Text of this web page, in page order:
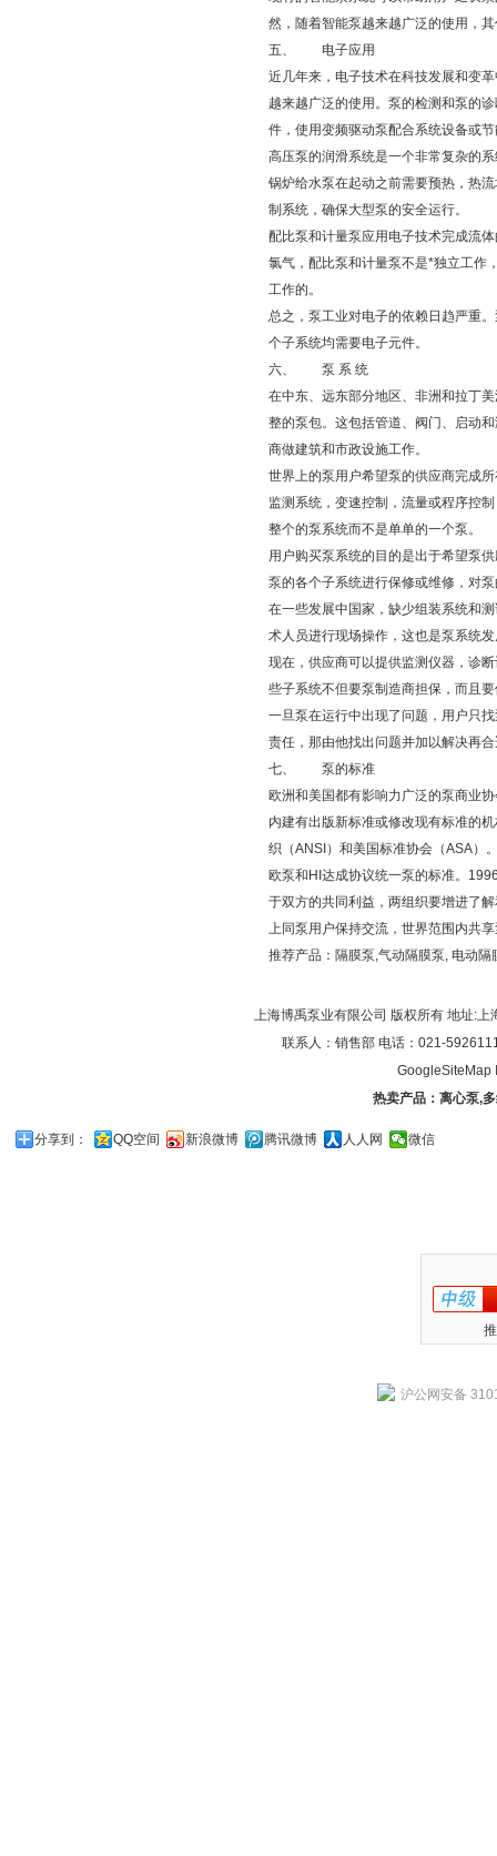
然，随着智能泵越来越广泛的使用，
五、 电子应用
近几年来，电子技术在科技发展和变
越来越广泛的使用。泵的检测和泵的
件，使用变频驱动泵配合系统设备或
高压泵的润滑系统是一个非常复杂的
锅炉给水泵在起动之前需要预热，热
制系统，确保大型泵的安全运行。
配比泵和计量泵应用电子技术完成流
氯气，配比泵和计量泵不是*独立工作
工作的。
总之，泵工业对电子的依赖日趋严重
个子系统均需要电子元件。
六、 泵 系 统
在中东、远东部分地区、非洲和拉丁
整的泵包。这包括管道、阀门、启动
商做建筑和市政设施工作。
世界上的泵用户希望泵的供应商完成
监测系统，变速控制，流量或程序控
整个的泵系统而不是单单的一个泵。
用户购买泵系统的目的是出于希望泵
泵的各个子系统进行保修或维修，对
在一些发展中国家，缺少组装系统和
术人员进行现场操作，这也是泵系统
现在，供应商可以提供监测仪器，诊
些子系统不但要泵制造商担保，而且
一旦泵在运行中出现了问题，用户只
责任，那由他找出问题并加以解决再
七、 泵的标准
欧洲和美国都有影响力广泛的泵商业
内建有出版新标准或修改现有标准的
织（ANSI）和美国标准协会（ASA）
欧泵和HI达成协议统一泵的标准。
于双方的共同利益，两组织要增进了
上同泵用户保持交流，世界范围内共
推荐产品： 隔膜泵,气动隔膜泵, 电动隔
上海博禹泵业有限公司 版权所有 地址:
联系人：销售部 电话：021-
GoogleSiteMap
热卖产品： 离心泵,
分享到： QQ空间 新浪微博 腾讯微博 人人网 微信
沪公网安备